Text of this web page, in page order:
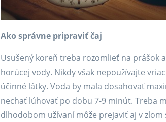
Ako správne pripraviť čaj
Usušený koreň treba rozomlieť na prášok
horúcej vody. Nikdy však nepoužívajte
účinné látky. Voda by mala dosahovať
nechať lúhovať po dobu 7-9 minút. Treba
dlhodobom užívaní môže prejaviť aj v